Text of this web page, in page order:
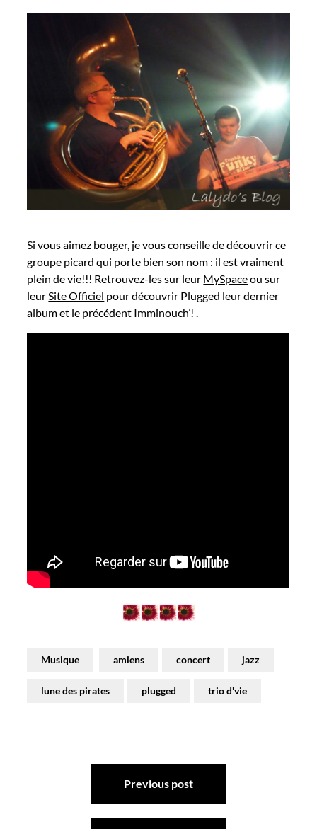
Si vous aimez bouger, je vous conseille de découvrir ce
groupe picard qui porte bien son nom : il est vraiment
plein de vie!!! Retrouvez-les sur leur MySpaceou sur
leurSite Officiel pour découvrir Plugged leur dernier
album et le précédent Imminouch’! .
Musique amiens concert jazz
lune des pirates plugged trio d'vie
Navigation
Previous post